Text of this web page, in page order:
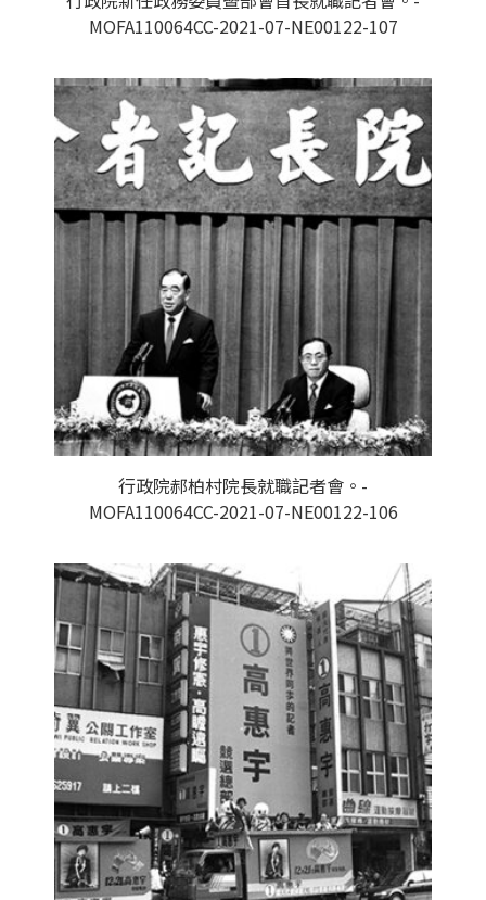
MOFA110064CC-2021-07-NE00122-107
行政院郝柏村院長就職記者會。-
MOFA110064CC-2021-07-NE00122-106